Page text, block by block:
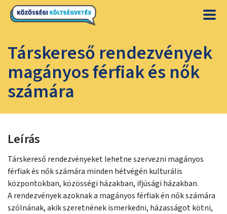
Társkereső rendezvények
magányos férfiak és nők
számára
Leírás
Társkereső rendezvényeket lehetne szervezni magányos
férfiak és nők számára minden hétvégén kulturális
központokban, közösségi házakban, ifjúsági házakban.
A rendezvények azoknak a magányos férfiak én nők számára
szólnának, akik szeretnének ismerkedni, házasságot kötni,